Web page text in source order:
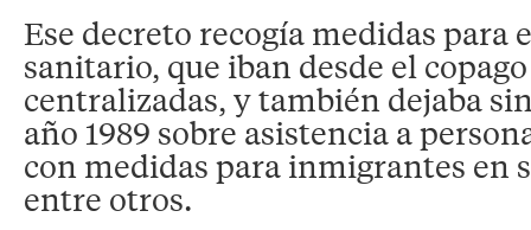
Ese decreto recogía medidas para
sanitario, que iban desde el
centralizadas, y también dejaba
año 1989 sobre asistencia a
con medidas para inmigrantes en
entre otros.